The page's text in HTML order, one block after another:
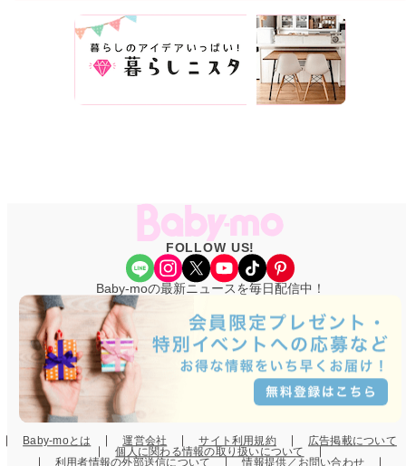
FOLLOW US!
Share Icon Instagram X YouTube TikTok Pinterest
Baby-moの最新ニュースを毎日配信中！
Baby-moとは 運営会社 サイト利用規約
広告掲載について
個人に関わる情報の取り扱いについて
利用者情報の外部送信について
情報提供／お問い合わせ